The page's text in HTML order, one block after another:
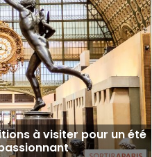
à visiter pour un été